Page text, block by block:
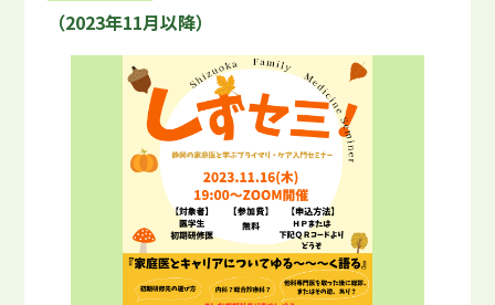
（2023年11月以降）